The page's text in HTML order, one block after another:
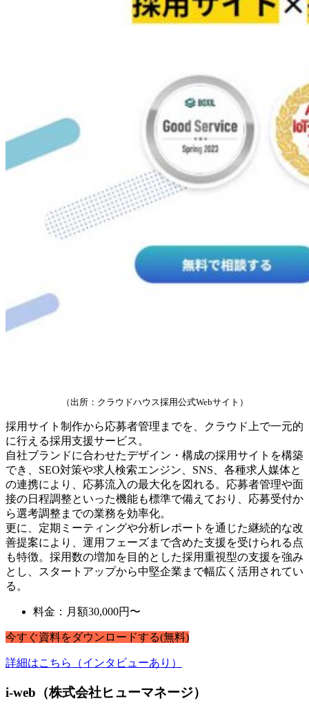
（出所：クラウドハウス採用公式Webサイト）
採用サイト制作から応募者管理までを、クラウド上で一元的
に行える採用支援サービス。
自社ブランドに合わせたデザイン・構成の採用サイトを構築
でき、SEO対策や求人検索エンジン、SNS、各種求人媒体と
の連携により、応募流入の最大化を図れる。応募者管理や面
接の日程調整といった機能も標準で備えており、応募受付か
ら選考調整までの業務を効率化。
更に、定期ミーティングや分析レポートを通じた継続的な改
善提案により、運用フェーズまで含めた支援を受けられる点
も特徴。採用数の増加を目的とした採用重視型の支援を強み
とし、スタートアップから中堅企業まで幅広く活用されてい
る。
料金：月額30,000円〜
今すぐ資料をダウンロードする(無料)
詳細はこちら（インタビューあり）
i-web（株式会社ヒューマネージ）